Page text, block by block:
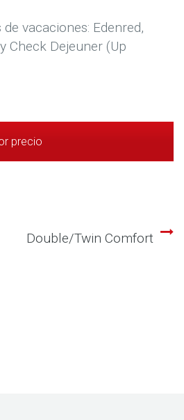
vacaciones: Edenred,
Check Dejeuner (Up
precio
Double/Twin Comfort